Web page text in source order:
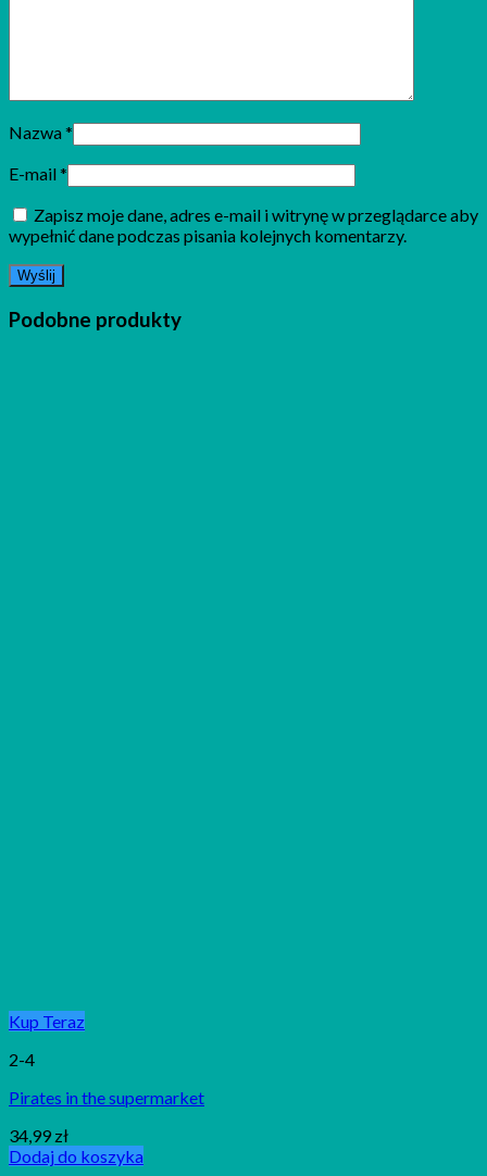
Nazwa*
E-mail*
Zapisz moje dane, adres e-mail i witrynę w przeglądarce aby
wypełnić dane podczas pisania kolejnych komentarzy.
Podobne produkty
Kup Teraz
2-4
Pirates in the supermarket
34,99 zł
Dodaj do koszyka